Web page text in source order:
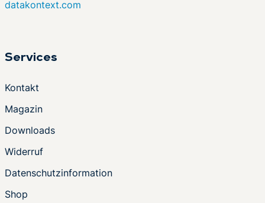
datakontext.com
Services
Kontakt
Magazin
Downloads
Widerruf
Datenschutzinformation
Shop